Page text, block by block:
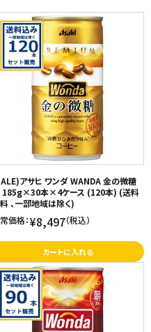
アサヒ ワンダ WANDA 金の微糖
185g×30本×4ケース (120本) (送料
、一部地域は除く)
価格：¥8,497（税込）
カートに入れる